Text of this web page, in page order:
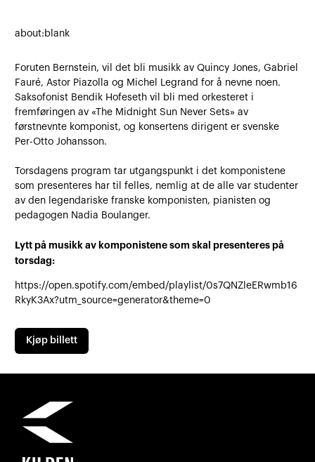
about:blank
Foruten Bernstein, vil det bli musikk av Quincy Jones, Gabriel
Fauré, Astor Piazolla og Michel Legrand for å nevne noen.
Saksofonist Bendik Hofeseth vil bli med orkesteret i
fremføringen av «The Midnight Sun Never Sets» av
førstnevnte komponist, og konsertens dirigent er svenske
Per-Otto Johansson.
Torsdagens program tar utgangspunkt i det komponistene
som presenteres har til felles, nemlig at de alle var studenter
av den legendariske franske komponisten, pianisten og
pedagogen Nadia Boulanger.
Lytt på musikk av komponistene som skal presenteres på
torsdag:
https://open.spotify.com/embed/playlist/0s7QNZleERwmb16
RkyK3Ax?utm_source=generator&theme=0
Kjøp billett